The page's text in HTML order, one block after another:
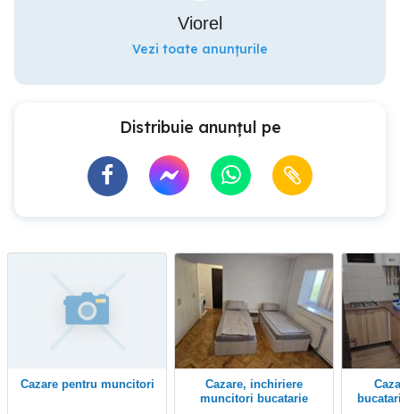
Viorel
Vezi toate anunțurile
Distribuie anunțul pe
Cazare pentru muncitori
Cazare, inchiriere
muncitori bucatarie
cazare muncitori